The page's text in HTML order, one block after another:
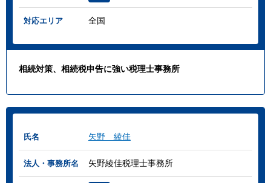
対応エリア 全国
相続対策、相続税申告に強い税理士事務所
氏名 矢野 綾佳
法人・事務所名 矢野綾佳税理士事務所